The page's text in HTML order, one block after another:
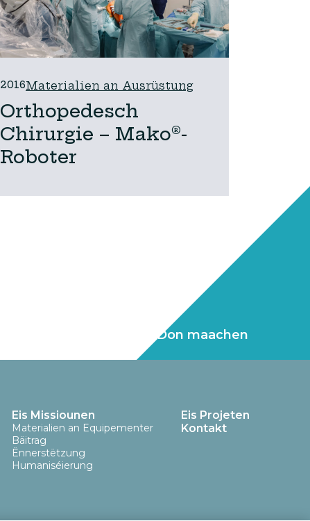
En Don maachen
2016Materialien an Ausrüstung
Orthopedesch
Chirurgie – Mako®-
Roboter
Eis Missiounen
Materialien an Equipementer
Bäitrag
Ënnerstëtzung
Humaniséierung
Eis Projeten
Kontakt